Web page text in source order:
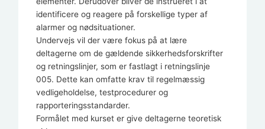
identificere og reagere på forskellige typer af
alarmer og nødsituationer.
Undervejs vil der være fokus på at lære
deltagerne om de gældende sikkerhedsforskrifter
og retningslinjer, som er fastlagt i retningslinje
005. Dette kan omfatte krav til regelmæssig
vedligeholdelse, testprocedurer og
rapporteringsstandarder.
Formålet med kurset er give deltagerne teoretisk